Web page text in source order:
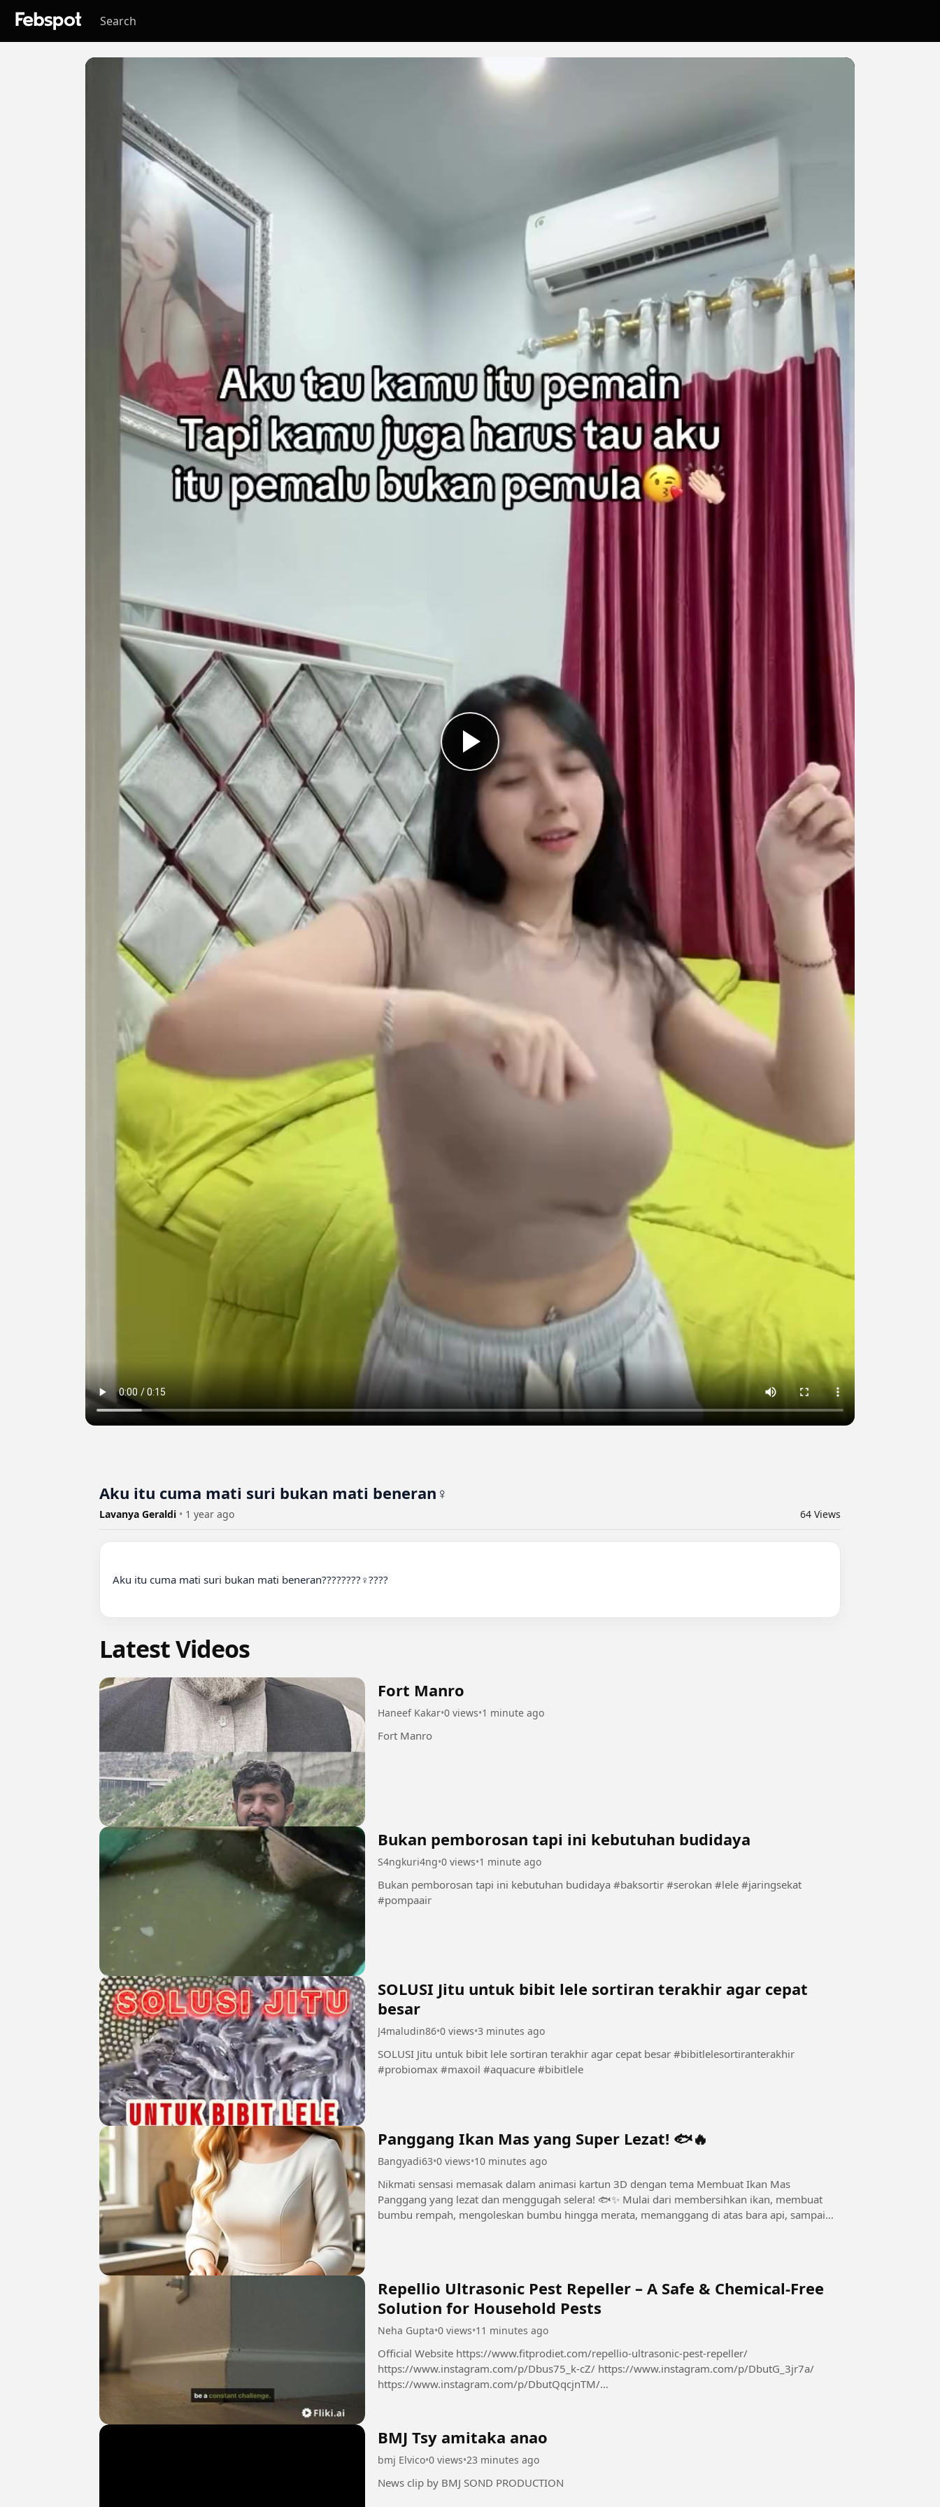
Aku itu cuma mati suri bukan mati beneran‍♀️
Lavanya Geraldi • 1 year ago 64 Views
Aku itu cuma mati suri bukan mati beneran????????‍♀️????
Latest Videos
Fort Manro
Haneef Kakar•0 views•1 minute ago
Fort Manro
Bukan pemborosan tapi ini kebutuhan budidaya
S4ngkuri4ng•0 views•1 minute ago
Bukan pemborosan tapi ini kebutuhan budidaya #baksortir #serokan #lele #jaringsekat
#pompaair
SOLUSI Jitu untuk bibit lele sortiran terakhir agar cepat
besar
J4maludin86•0 views•3 minutes ago
SOLUSI Jitu untuk bibit lele sortiran terakhir agar cepat besar #bibitlelesortiranterakhir
#probiomax #maxoil #aquacure #bibitlele
Panggang Ikan Mas yang Super Lezat! 🐟🔥
Bangyadi63•0 views•10 minutes ago
Nikmati sensasi memasak dalam animasi kartun 3D dengan tema Membuat Ikan Mas
Panggang yang lezat dan menggugah selera! 🐟✨ Mulai dari membersihkan ikan, membuat
bumbu rempah, mengoleskan bumbu hingga merata, memanggang di atas bara api, sampai
Repellio Ultrasonic Pest Repeller – A Safe & Chemical-Free
Solution for Household Pests
Neha Gupta•0 views•11 minutes ago
Official Website https://www.fitprodiet.com/repellio-ultrasonic-pest-repeller/
https://www.instagram.com/p/Dbus75_k-cZ/ https://www.instagram.com/p/DbutG_3jr7a/
https://www.instagram.com/p/DbutQqcjnTM/
BMJ Tsy amitaka anao
bmj Elvico•0 views•23 minutes ago
News clip by BMJ SOND PRODUCTION